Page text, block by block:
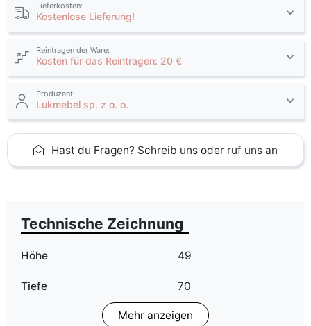
Lieferkosten:
Kostenlose Lieferung!
Reintragen der Ware:
Kosten für das Reintragen: 20 €
Produzent:
Lukmebel sp. z o. o.
Hast du Fragen? Schreib uns oder ruf uns an
Technische Zeichnung
Höhe 49
Tiefe 70
Glanz
Mehr anzeigen